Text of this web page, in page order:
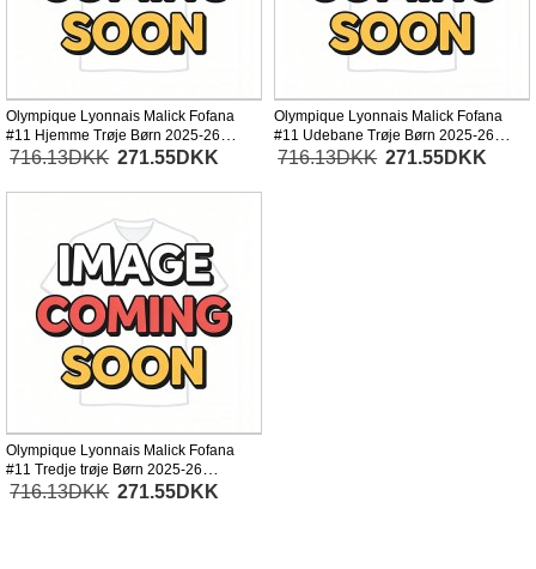
Olympique Lyonnais Malick Fofana
#11 Hjemme Trøje Børn 2025-26
Kortærmet (+ Korte bukser)
716.13DKK 271.55DKK
Olympique Lyonnais Malick Fofana
#11 Udebane Trøje Børn 2025-26
Kortærmet (+ Korte bukser)
716.13DKK 271.55DKK
Olympique Lyonnais Malick Fofana
#11 Tredje trøje Børn 2025-26
Kortærmet (+ Korte bukser)
716.13DKK 271.55DKK